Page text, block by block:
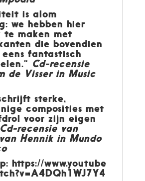
is alom
we hebben hier
te maken met
die bovendien
fantastisch
Cd-recensie
de Visser in Music
sterke,
composities met
voor zijn eigen
Cd-recensie van
Hennik in Mundo
https://www.youtube